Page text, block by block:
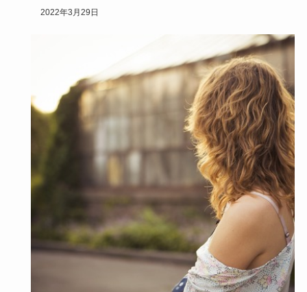
いりますよね。そ…
2022年3月29日